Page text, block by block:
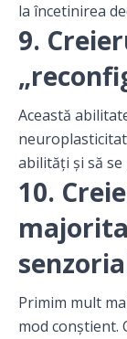
la încetinirea
9.
Această
abilități și să
10.
Primim mult
mod conștient.